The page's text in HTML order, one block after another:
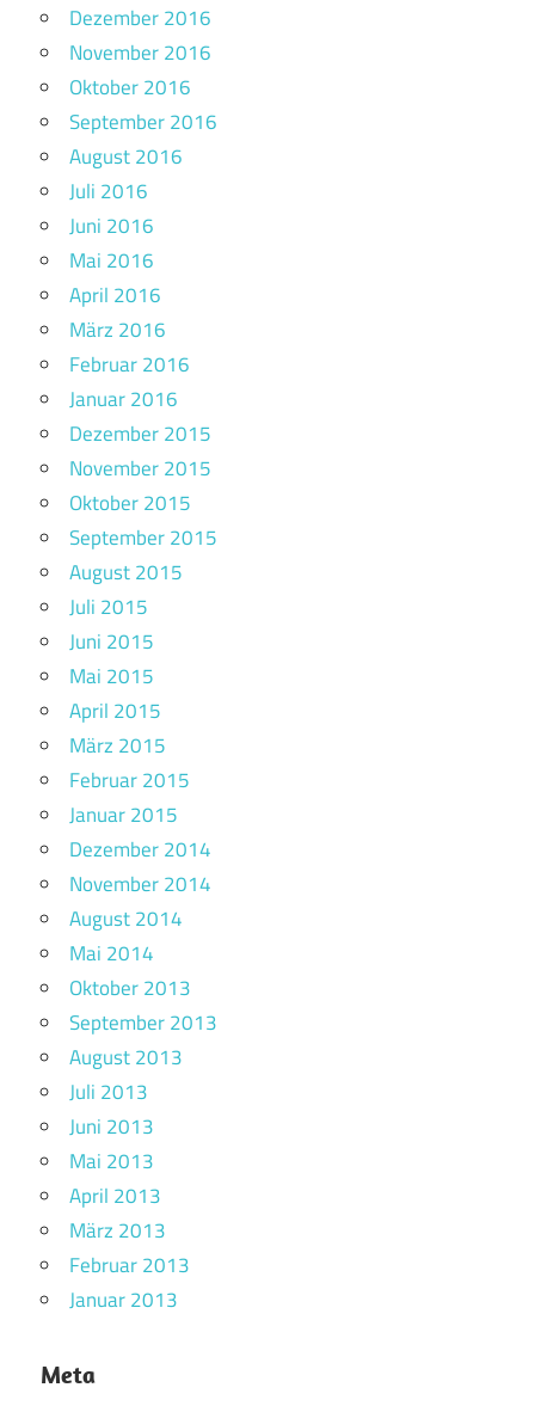
Dezember 2016
November 2016
Oktober 2016
September 2016
August 2016
Juli 2016
Juni 2016
Mai 2016
April 2016
März 2016
Februar 2016
Januar 2016
Dezember 2015
November 2015
Oktober 2015
September 2015
August 2015
Juli 2015
Juni 2015
Mai 2015
April 2015
März 2015
Februar 2015
Januar 2015
Dezember 2014
November 2014
August 2014
Mai 2014
Oktober 2013
September 2013
August 2013
Juli 2013
Juni 2013
Mai 2013
April 2013
März 2013
Februar 2013
Januar 2013
Meta